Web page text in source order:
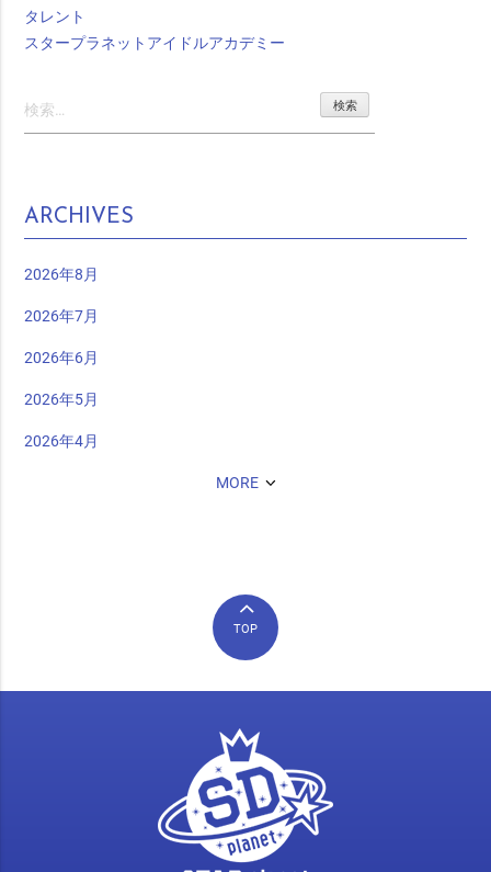
タレント
スタープラネットアイドルアカデミー
索:
ARCHIVES
2026年8月
2026年7月
2026年6月
2026年5月
2026年4月
MORE
TOP